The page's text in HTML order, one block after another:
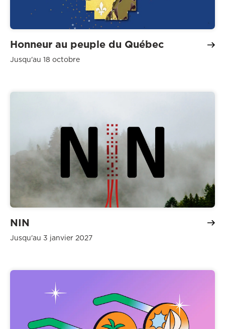
Honneur au peuple du Québec
Jusqu'au 18 octobre
NIN
Jusqu'au 3 janvier 2027